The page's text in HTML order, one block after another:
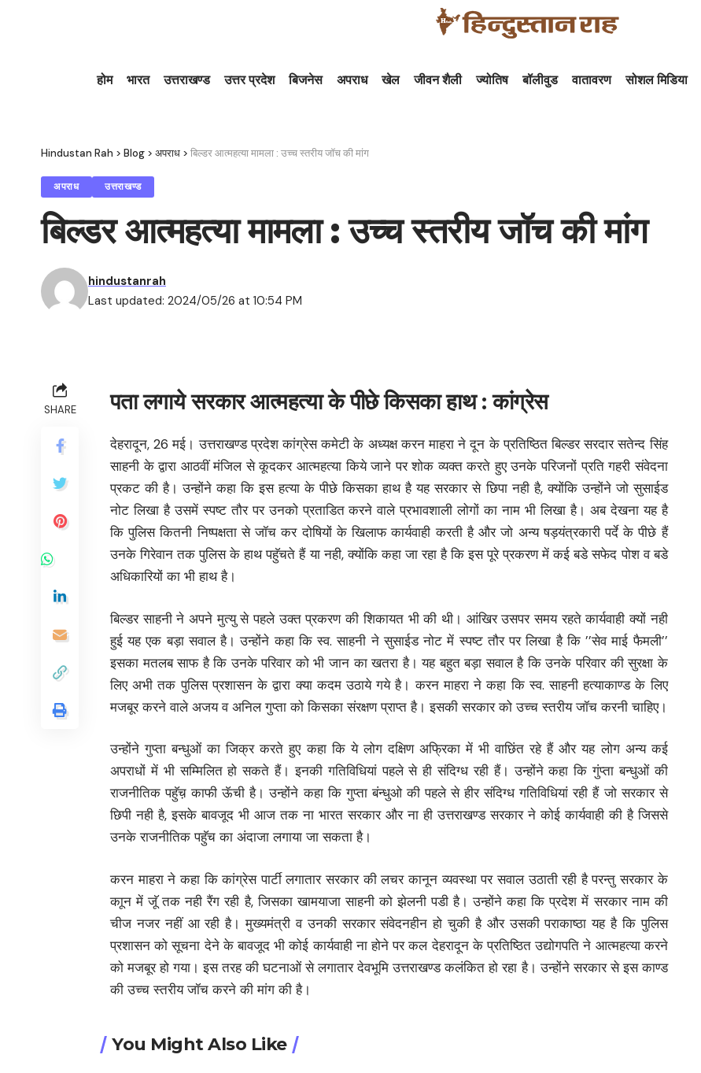
होम भारत उत्तराखण्ड उत्तर प्रदेश बिजनेस अपराध खेल जीवन शैली ज्योतिष बॉलीवुड वातावरण सोशल मिडिया
Hindustan Rah > Blog > अपराध > बिल्डर आत्महत्या मामला : उच्च स्तरीय जॉच की मांग
अपराध उत्तराखण्ड
बिल्डर आत्महत्या मामला : उच्च स्तरीय जॉच की मांग
Last updated: 2024/05/26 at 10:54 PM
hindustanrah
SHARE पता लगाये सरकार आत्महत्या के पीछे किसका हाथ : कांग्रेस
देहरादून, 26 मई। उत्तराखण्ड प्रदेश कांग्रेस कमेटी के अध्यक्ष करन माहरा ने दून के प्रतिष्ठित बिल्डर सरदार सतेन्द सिंह
साहनी के द्वारा आठवीं मंजिल से कूदकर आत्महत्या किये जाने पर शोक व्यक्त करते हुए उनके परिजनों प्रति गहरी संवेदना
प्रकट की है। उन्होंने कहा कि इस हत्या के पीछे किसका हाथ है यह सरकार से छिपा नही है, क्योंकि उन्होंने जो सुसाईड
नोट लिखा है उसमें स्पष्ट तौर पर उनको प्रताडित करने वाले प्रभावशाली लोगों का नाम भी लिखा है। अब देखना यह है
कि पुलिस कितनी निष्पक्षता से जॉच कर दोषियों के खिलाफ कार्यवाही करती है और जो अन्य षड़यंत्रकारी पर्दे के पीछे हैं
उनके गिरेवान तक पुलिस के हाथ पहुॅचते हैं या नही, क्योंकि कहा जा रहा है कि इस पूरे प्रकरण में कई बडे सफेद पोश व बडे
अधिकारियों का भी हाथ है।
बिल्डर साहनी ने अपने मुत्यु से पहले उक्त प्रकरण की शिकायत भी की थी। आंखिर उसपर समय रहते कार्यवाही क्यों नही
हुई यह एक बड़ा सवाल है। उन्होंने कहा कि स्व. साहनी ने सुसाईड नोट में स्पष्ट तौर पर लिखा है कि ’’सेव माई फैमली’’
इसका मतलब साफ है कि उनके परिवार को भी जान का खतरा है। यह बहुत बड़ा सवाल है कि उनके परिवार की सुरक्षा के
लिए अभी तक पुलिस प्रशासन के द्वारा क्या कदम उठाये गये है। करन माहरा ने कहा कि स्व. साहनी हत्याकाण्ड के लिए
मजबूर करने वाले अजय व अनिल गुप्ता को किसका संरक्षण प्राप्त है। इसकी सरकार को उच्च स्तरीय जॉच करनी चाहिए।
उन्होंने गुप्ता बन्धुओं का जिक्र करते हुए कहा कि ये लोग दक्षिण अफ्रिका में भी वाछिंत रहे हैं और यह लोग अन्य कई
अपराधों में भी सम्मिलित हो सकते हैं। इनकी गतिविधियां पहले से ही संदिग्ध रही हैं। उन्होंने कहा कि गुंप्ता बन्धुओं की
राजनीतिक पहॅुच़ काफी ऊॅची है। उन्होंने कहा कि गुप्ता बंन्धुओ की पहले से हीर संदिग्ध गतिविधियां रही हैं जो सरकार से
छिपी नही है, इसके बावजूद भी आज तक ना भारत सरकार और ना ही उत्तराखण्ड सरकार ने कोई कार्यवाही की है जिससे
उनके राजनीतिक पहॅुच का अंदाजा लगाया जा सकता है।
करन माहरा ने कहा कि कांग्रेस पार्टी लगातार सरकार की लचर कानून व्यवस्था पर सवाल उठाती रही है परन्तु सरकार के
काून में जूॅ तक नही रैंग रही है, जिसका खामयाजा साहनी को झेलनी पडी है। उन्होंने कहा कि प्रदेश में सरकार नाम की
चीज नजर नहीं आ रही है। मुख्यमंत्री व उनकी सरकार संवेदनहीन हो चुकी है और उसकी पराकाष्ठा यह है कि पुलिस
प्रशासन को सूचना देने के बावजूद भी कोई कार्यवाही ना होने पर कल देहरादून के प्रतिष्ठित उद्योगपति ने आत्महत्या करने
को मजबूर हो गया। इस तरह की घटनाओं से लगातार देवभूमि उत्तराखण्ड कलंकित हो रहा है। उन्होंने सरकार से इस काण्ड
की उच्च स्तरीय जॉच करने की मांग की है।
You Might Also Like